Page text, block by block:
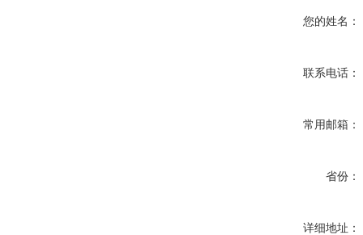
您的姓名：
联系电话：
常用邮箱：
省份：
详细地址：